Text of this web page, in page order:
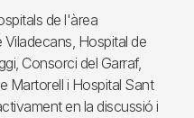
de l'àrea
Hospital de
Consorci del Garraf,
Martorell i Hospital Sant
en la discussió i